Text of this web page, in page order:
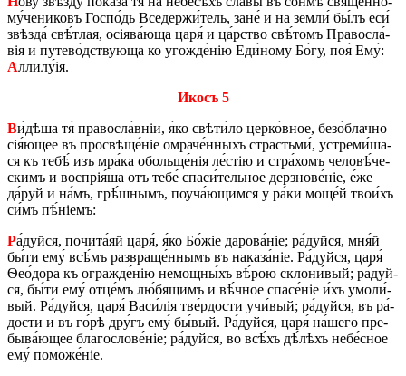
му́­че­ни­ковъ Го­спо́дь Все­дер­жи́­тель, зане́ и на зе­мли́ бы́лъ еси́
звѣз­да́ свѣ́т­лая, осіява́­ю­ща царя́ и ца́р­ство свѣ́­томъ Пра­во­сла́­
вія и путе­во́д­ствую­ща ко уго­жде́нію Еди́­ному Бо́гу, поя́ Ему́:
Алли­лу́ія.
Икосъ 5
Ви́дѣ­ша тя́ пра­во­сла́в­ніи, я́ко свѣ­ти́­ло цер­ко́в­ное, безо́­блач­но
сія́ющее въ про­свѣ­ще́ніе омра­че́н­ныхъ страсть­ми́, устре­ми́­ша­
ся къ тебѣ́ изъ мра́­ка обольще́нія ле́­стію и стра́­хомъ че­ло­вѣ́­че­
скимъ и вос­прія́ша отъ тебе́ спа­си́­тель­ное дер­зно­ве́ніе, е́же
да́руй и на́мъ, грѣ́ш­нымъ, поу­ча́­ю­щим­ся у ра́ки мо­ще́й тво­и́хъ
си́мъ пѣ́ніемъ:
Ра́дуй­ся, по­чи­та́яй царя́, я́ко Бо́жіе да­ро­ва́ніе; ра́дуй­ся, мня́й
бы́ти ему́ всѣ́мъ раз­вра­ще́н­нымъ въ на­ка­за́ніе. Ра́дуй­ся, царя́
Ѳе­о́­до­ра къ огра­жде́нію не­мощ­ны́хъ вѣ́­рою скло­ни́­вый; ра́дуй­
ся, бы́ти ему́ отце́мъ лю́бящимъ и вѣ́ч­ное спа­се́ніе и́хъ умо­ли́­
вый. Ра́дуй­ся, царя́ Ва­си́лія тве́р­до­сти учи́­вый; ра́дуй­ся, въ ра́­
до­сти и въ го́рѣ дру́гъ ему́ бы́­вый. Ра́дуй­ся, царя́ на́­ше­го пре­
бы­ва́­ю­щее бла­го­сло­ве́ніе; ра́дуй­ся, во всѣ́хъ дѣ́­лѣхъ не­бе́с­ное
ему́ по­мо­же́ніе.